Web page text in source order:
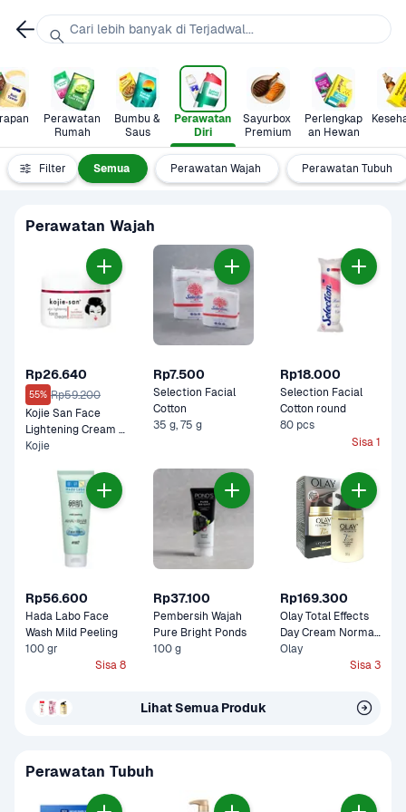
Perawatan
Rumah
Bumbu &
Saus
Perawatan
Diri
Sayurbox
Premium
Perlengkap
an Hewan
Filter Semua Perawatan Wajah Perawatan Tubuh
Perawatan Wajah
Rp26.640
55% Rp59.200
Kojie San Face
Lightening Cream
Pot
Kojie
Rp7.500
Selection Facial
35 g, 75 g
Rp18.000
Selection Facial
Cotton round
80 pcs
Sisa 1
Rp56.600
Hada Labo Face
100 gr
Sisa 8
Rp37.100
Pembersih Wajah
Pure Bright Ponds
100 g
Rp169.300
Olay Total Effects
Day Cream Normal
Olay
Sisa 3
Lihat Semua Produk
Perawatan Tubuh
Cari lebih banyak di Terjadwal...